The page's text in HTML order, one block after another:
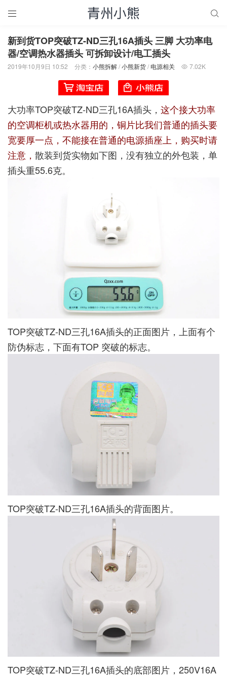
 
新到货TOP突破TZ-ND三孔16A插头 三脚 大功率电
器/空调热水器插头 可拆卸设计/电工插头
2019年10月9日 10:52 分类： 小熊拆解/小熊新货/ 电源相关  7.02K
大功率TOP突破TZ-ND三孔16A插头， 这个接大功率
的空调柜机或热水器用的，铜片比我们普通的插头要
宽要厚一点，不能接在普通的电源插座上，购买时请
注意， 散装到货实物如下图，没有独立的外包装，单
插头重55.6克。
TOP突破TZ-ND三孔16A插头的正面图片，上面有个
防伪标志，下面有TOP 突破的标志。
TOP突破TZ-ND三孔16A插头的背面图片。
TOP突破TZ-ND三孔16A插头的底部图片，250V16A